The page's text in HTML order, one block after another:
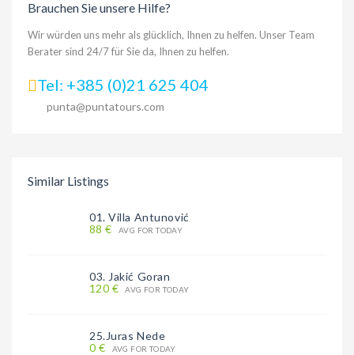
Brauchen Sie unsere Hilfe?
Wir würden uns mehr als glücklich, Ihnen zu helfen. Unser Team
Berater sind 24/7 für Sie da, Ihnen zu helfen.
Tel: +385 (0)21 625 404
punta@puntatours.com
Similar Listings
01. Villa Antunović
88 €
AVG FOR TODAY
03. Jakić Goran
120 €
AVG FOR TODAY
25.Juras Nede
0 €
AVG FOR TODAY